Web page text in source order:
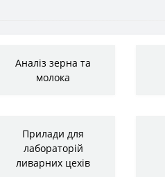
Аналіз зерна та
молока
Прилади для
лабораторій
ливарних цехів